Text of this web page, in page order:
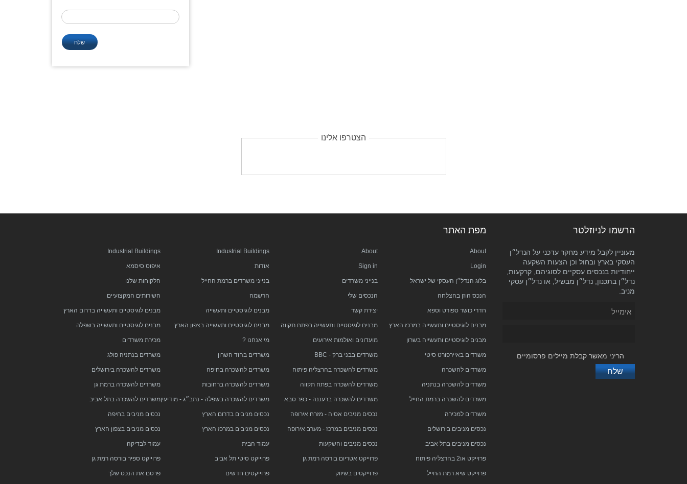
הצטרפו אלינו
הרשמו לניוזלטר
מעוניין לקבל מידע מחקר עדכני על הנדל״ן
העסקי בארץ ובחול וכן הצעות השקעה
ייחודיות בנכסים עסקיים לסוגיהם, קרקעות,
נדל״ן בתכנון, נדל״ן מבשיל, או נדל״ן עסקי
מניב.
הריני מאשר קבלת מיילים פרסומיים
מפת האתר
About
About
Industrial Buildings
Industrial Buildings
Login
Sign in אודות איפוס סיסמא
בלוג הנדל״ן העסקי של ישראל בנייני משרדים בנייני משרדים ברמת החייל הלקוחות שלנו
הנכס הוזן בהצלחה הנכסים שלי הרשמה השירותים המקצועיים
חדרי כושר ספורט וספא יצירת קשר מבנים לוגיסטיים ותעשייה מבנים לוגיסטיים ותעשייה בדרום הארץ
מבנים לוגיסטיים ותעשייה במרכז הארץ מבנים לוגיסטיים ותעשייה בפתח תקווה מבנים לוגיסטיים ותעשייה בצפון הארץ מבנים לוגיסטיים ותעשייה בשפלה
מבנים לוגיסטיים ותעשייה בשרון מועדונים ואולמות אירועים מי אנחנו ? מכירת משרדים
משרדים באיירפורט סיטי משרדים בבני ברק - BBC משרדים בהוד השרון משרדים בנתניה פולג
משרדים להשכרה משרדים להשכרה בהרצליה פיתוח משרדים להשכרה בחיפה משרדים להשכרה בירושלים
משרדים להשכרה בנתניה משרדים להשכרה בפתח תקווה משרדים להשכרה ברחובות משרדים להשכרה ברמת גן
משרדים להשכרה ברמת החייל משרדים להשכרה ברעננה - כפר סבא משרדים להשכרה בשפלה - נתב״ג - מודיעיןמשרדים להשכרה בתל אביב
משרדים למכירה נכסים מניבים אסיה - מזרח אירופה נכסים מניבים בדרום הארץ נכסים מניבים בחיפה
נכסים מניבים בירושלים נכסים מניבים במרכז - מערב אירופה נכסים מניבים במרכז הארץ נכסים מניבים בצפון הארץ
נכסים מניבים בתל אביב נכסים מניבים והשקעות עמוד הבית עמוד לבדיקה
פרוייקט או2 בהרצליה פיתוח פרוייקט אטריום בורסה רמת גן פרוייקט סיטי תל אביב פרוייקט ספיר בורסה רמת גן
פרוייקט שיא רמת החייל פרוייקטים בשיווק פרוייקטים חדשים פרסם את הנכס שלך